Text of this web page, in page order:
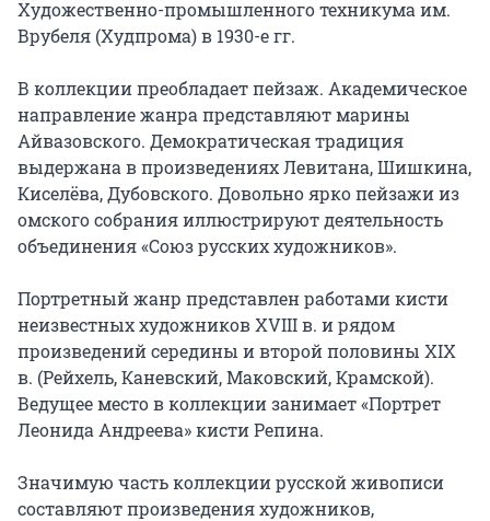
Художественно-промышленного техникума им.
Врубеля (Худпрома) в 1930-е гг.
В коллекции преобладает пейзаж. Академическое
направление жанра представляют марины
Айвазовского. Демократическая традиция
выдержана в произведениях Левитана, Шишкина,
Киселёва, Дубовского. Довольно ярко пейзажи из
омского собрания иллюстрируют деятельность
объединения «Союз русских художников».
Портретный жанр представлен работами кисти
неизвестных художников XVIII в. и рядом
произведений середины и второй половины XIX
в. (Рейхель, Каневский, Маковский, Крамской).
Ведущее место в коллекции занимает «Портрет
Леонида Андреева» кисти Репина.
Значимую часть коллекции русской живописи
составляют произведения художников,